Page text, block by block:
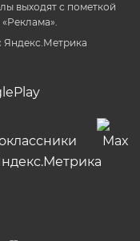
выходят с пометкой
Яндекс.Метрика